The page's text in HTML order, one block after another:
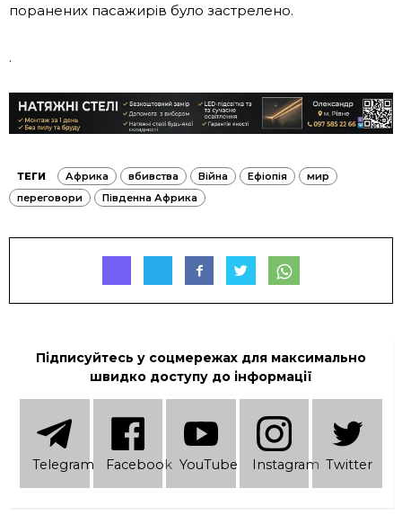
поранених пасажирів було застрелено.
.
ТЕГИ Африка вбивства Війна Ефіопія
мир
переговори
Південна Африка
Підписуйтесь у соцмережах для максимально
швидко доступу до інформації
Telеgram Facebook YouTube Instagram Twitter